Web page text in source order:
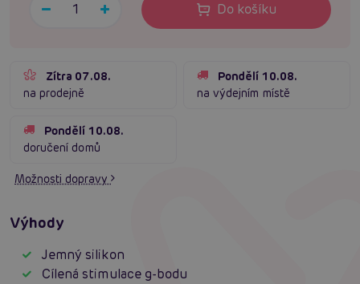
Do košíku
Zítra 07.08.
na prodejně
Pondělí 10.08.
na výdejním místě
Pondělí 10.08.
doručení domů
Možnosti dopravy
Výhody
Jemný silikon
Cílená stimulace g-bodu